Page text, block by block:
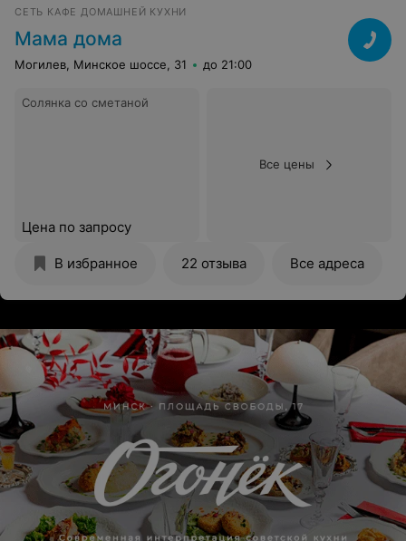
СЕТЬ КАФЕ ДОМАШНЕЙ КУХНИ
Мама дома
Могилев, Минское шоссе, 31 до 21:00
Солянка со сметаной
Цена по запросу
Все цены
В избранное 22 отзыва Все адреса